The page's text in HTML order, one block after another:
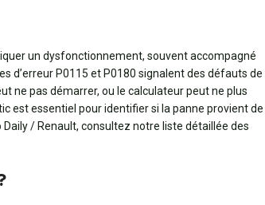
un dysfonctionnement, souvent accompagné
d’erreur P0115 et P0180 signalent des défauts de
ne pas démarrer, ou le calculateur peut ne plus
est essentiel pour identifier si la panne provient de
Daily / Renault, consultez notre liste détaillée des